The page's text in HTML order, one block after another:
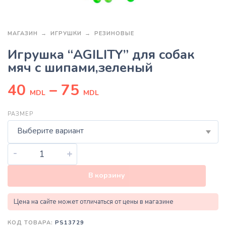
МАГАЗИН ИГРУШКИ РЕЗИНОВЫЕ
Игрушка “AGILITY” для собак
мяч с шипами,зеленый
40 MDL – 75 MDL
РАЗМЕР
Выберите вариант
- +
В корзину
Цена на сайте может отличаться от цены в магазине
КОД ТОВАРА: PS13729